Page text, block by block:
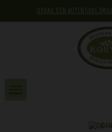
OPDAG DEN AUTENTISKE